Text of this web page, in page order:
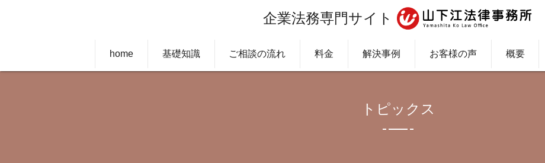
企業法務専門サイト
home 基礎知識 ご相談の流れ 料金 解決事例 お客様の声 概要
トピックス